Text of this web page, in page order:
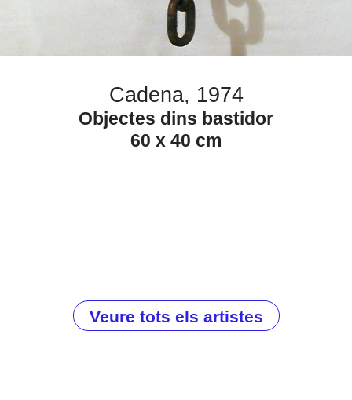
Cadena, 1974
Objectes dins bastidor
60 x 40 cm
Veure tots els artistes